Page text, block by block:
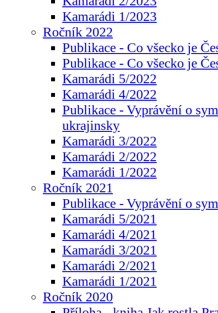
Kamarádi 1/2023
Ročník 2022
Publikace - Co všecko je
Publikace - Co všecko je
Kamarádi 5/2022
Kamarádi 4/2022
Publikace - Vyprávění o
ukrajinsky
Kamarádi 3/2022
Kamarádi 2/2022
Kamarádi 1/2022
Ročník 2021
Publikace - Vyprávění o
Kamarádi 5/2021
Kamarádi 4/2021
Kamarádi 3/2021
Kamarádi 2/2021
Kamarádi 1/2021
Ročník 2020